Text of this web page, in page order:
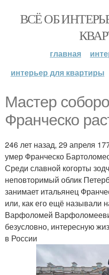
ВСЁ ОБ
главная
интерьер для квартиры
Мастер
Франческо
246 лет назад, 29 апреля
умер Франческо
Среди славной когорты
неповторимый облик
занимает итальянец
или, как его ещё называли
Варфоломей
безусловно, интересную
в России